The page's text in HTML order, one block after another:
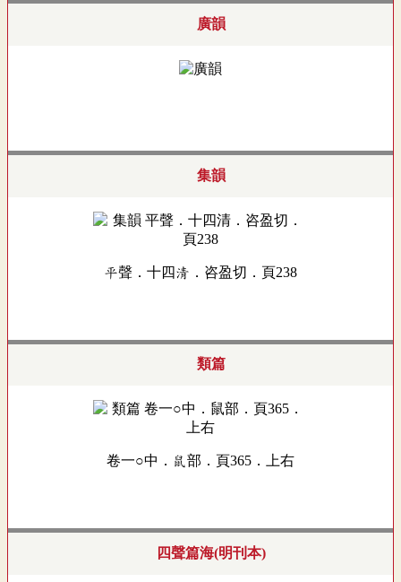
廣韻
集韻
平聲．十四清．咨盈切．頁238
類篇
卷一○中．鼠部．頁365．上右
四聲篇海(明刊本)